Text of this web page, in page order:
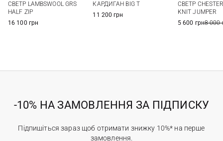
СВЕТР LAMBSWOOL GRS
HALF ZIP
16 100 грн
КАРДИГАН BIG T
11 200 грн
СВЕТР
KNIT JUMPER
5 600 грн8 000
-10% НА ЗАМОВЛЕННЯ ЗА ПІДПИСКУ
Підпишіться зараз щоб отримати знижку 10%* на перше
замовлення.